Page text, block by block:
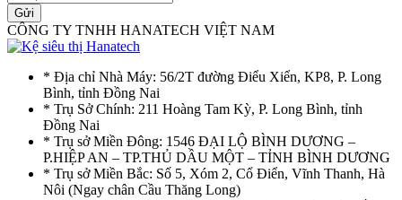
Gửi
CÔNG TY TNHH HANATECH VIỆT NAM
* Địa chỉ Nhà Máy: 56/2T đường Điểu Xiển, KP8, P. Long
Bình, tỉnh Đồng Nai
* Trụ Sở Chính: 211 Hoàng Tam Kỳ, P. Long Bình, tỉnh
Đồng Nai
* Trụ sở Miền Đông: 1546 ĐẠI LỘ BÌNH DƯƠNG –
P.HIỆP AN – TP.THỦ DẦU MỘT – TỈNH BÌNH DƯƠNG
* Trụ sở Miền Bắc: Số 5, Xóm 2, Cổ Điển, Vĩnh Thanh, Hà
Nôi (Ngay chân Cầu Thăng Long)